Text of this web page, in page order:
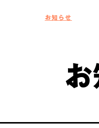
お知らせ
お